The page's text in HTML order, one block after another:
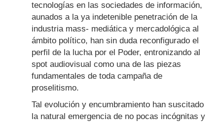
tecnologías en las sociedades de información,
aunados a la ya indetenible penetración de la
industria mass- mediática y mercadológica al
ámbito político, han sin duda reconfigurado el
perfil de la lucha por el Poder, entronizando al
spot audiovisual como una de las piezas
fundamentales de toda campaña de
proselitismo.
Tal evolución y encumbramiento han suscitado
la natural emergencia de no pocas incógnitas y